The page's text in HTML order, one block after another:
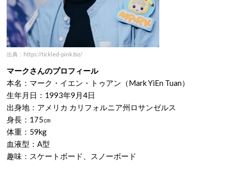
出典：https://tickled-pink.biz/
マークさんのプロフィール
本名：マーク・イエン・トゥアン（Mark YiEn Tuan）
生年月日：1993年9月4日
出身地：アメリカ カリフォルニア州ロサンゼルス
身長：175㎝
体重：59kg
血液型：A型
趣味：スケートボード、スノーボード